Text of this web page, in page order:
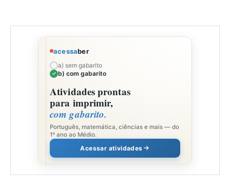
acessaber
a) sem gabarito
b) com gabarito
Atividades prontas
para imprimir,
com gabarito.
Português, matemática, ciências e mais — do
1º ano ao Médio.
Acessar atividades